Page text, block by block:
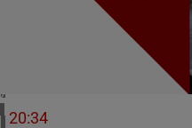
ZUID-AFRIKA
1 meeting(s)
20:34